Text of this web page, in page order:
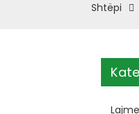
Shtëpi
Lajme